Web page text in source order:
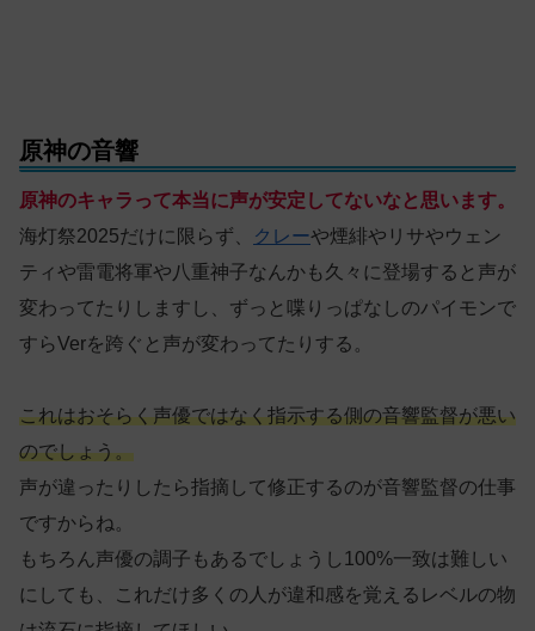
原神の音響
原神のキャラって本当に声が安定してないなと思います。
海灯祭2025だけに限らず、
クレーや煙緋やリサやウェン
ティや雷電将軍や八重神子なんかも久々に登場すると声が
変わってたりしますし、ずっと喋りっぱなしのパイモンで
すらVerを跨ぐと声が変わってたりする。
これはおそらく声優ではなく指示する側の音響監督が悪い
のでしょう。
声が違ったりしたら指摘して修正するのが音響監督の仕事
ですからね。
もちろん声優の調子もあるでしょうし100%一致は難しい
にしても、これだけ多くの人が違和感を覚えるレベルの物